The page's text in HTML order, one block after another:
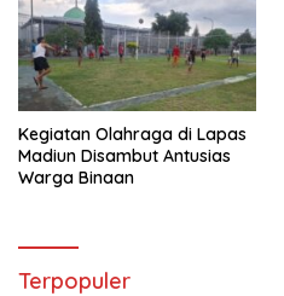
Kegiatan Olahraga di Lapas
Madiun Disambut Antusias
Warga Binaan
Terpopuler